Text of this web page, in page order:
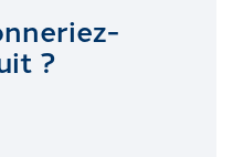
?